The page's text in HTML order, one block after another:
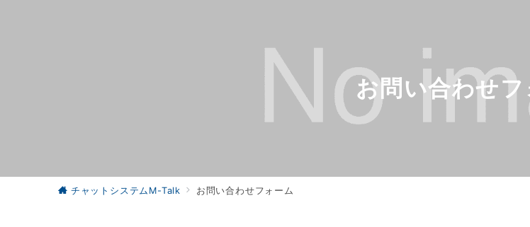
お問い合わせ
チャットシステムM-Talk お問い合わせフォーム